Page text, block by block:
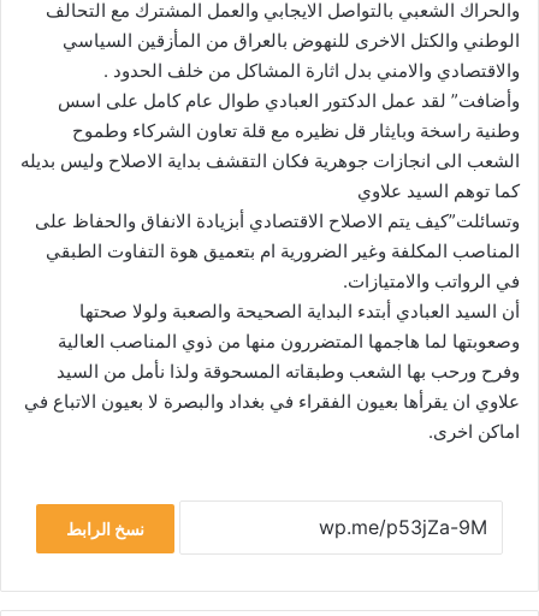
والحراك الشعبي بالتواصل الايجابي والعمل المشترك مع التحالف
الوطني والكتل الاخرى للنهوض بالعراق من المأزقين السياسي
والاقتصادي والامني بدل اثارة المشاكل من خلف الحدود .
وأضافت” لقد عمل الدكتور العبادي طوال عام كامل على اسس
وطنية راسخة وبايثار قل نظيره مع قلة تعاون الشركاء وطموح
الشعب الى انجازات جوهرية فكان التقشف بداية الاصلاح وليس بديله
كما توهم السيد علاوي
وتسائلت”كيف يتم الاصلاح الاقتصادي أبزيادة الانفاق والحفاظ على
المناصب المكلفة وغير الضرورية ام بتعميق هوة التفاوت الطبقي
في الرواتب والامتيازات.
أن السيد العبادي أبتدء البداية الصحيحة والصعبة ولولا صحتها
وصعوبتها لما هاجمها المتضررون منها من ذوي المناصب العالية
وفرح ورحب بها الشعب وطبقاته المسحوقة ولذا نأمل من السيد
علاوي ان يقرأها بعيون الفقراء في بغداد والبصرة لا بعيون الاتباع في
اماكن اخرى.
نسخ الرابط